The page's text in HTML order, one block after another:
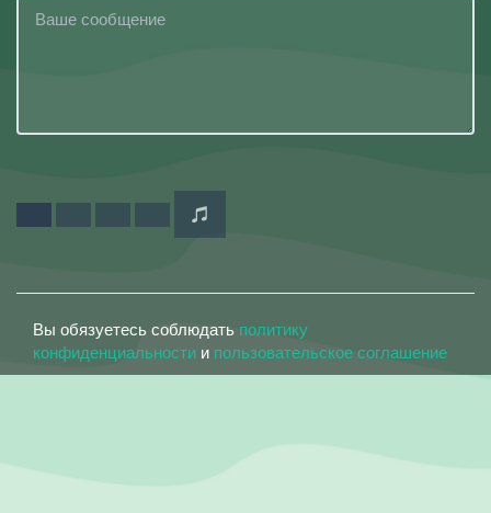
Вы обязуетесь соблюдать политику
конфиденциальности и пользовательское соглашение